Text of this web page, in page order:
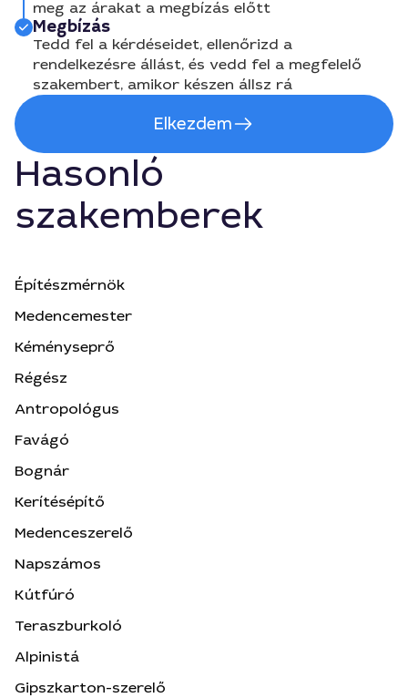
meg az árakat a megbízás előtt
Megbízás
Tedd fel a kérdéseidet, ellenőrizd a
rendelkezésre állást, és vedd fel a megfelelő
szakembert, amikor készen állsz rá
Elkezdem
Hasonló
szakemberek
Építészmérnök
Medencemester
Kéményseprő
Régész
Antropológus
Favágó
Bognár
Kerítésépítő
Medenceszerelő
Napszámos
Kútfúró
Teraszburkoló
Alpinistá
Gipszkarton-szerelő